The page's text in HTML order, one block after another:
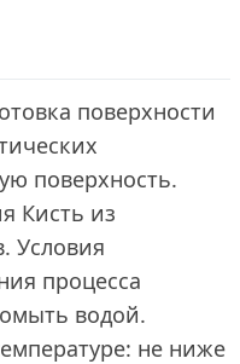
поверхности
поверхность.
Кисть из
Условия
процесса
водой.
не ниже